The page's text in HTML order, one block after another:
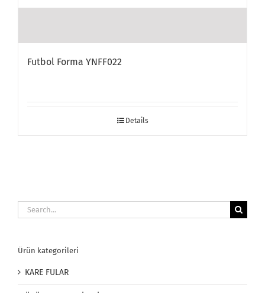
Futbol Forma YNFF022
Details
Search
for:
Ürün kategorileri
KARE FULAR